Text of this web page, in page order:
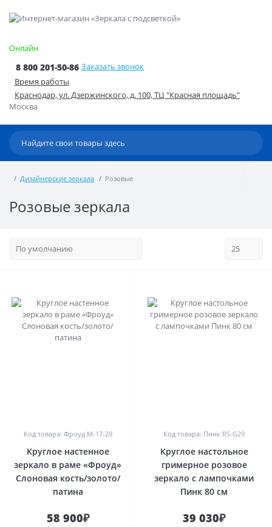
Онлайн
8 800 201-50-86 Заказать звонок
Время работы
Краснодар, ул. Дзержинского, д. 100, ТЦ "Красная площадь"
Москва
Дизайнерские зеркала Розовые
Розовые зеркала
Код товара: Фроуд M-17-29
Круглое настенное
зеркало в раме «Фроуд»
Слоновая кость/золото/
патина
58 900₽
Код товара: Пинк RS-G29
Круглое настольное
гримерное розовое
зеркало с лампочками
Пинк 80 см
39 030₽